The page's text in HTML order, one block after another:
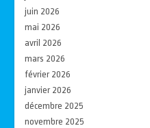
juin 2026
mai 2026
avril 2026
mars 2026
février 2026
janvier 2026
décembre 2025
novembre 2025